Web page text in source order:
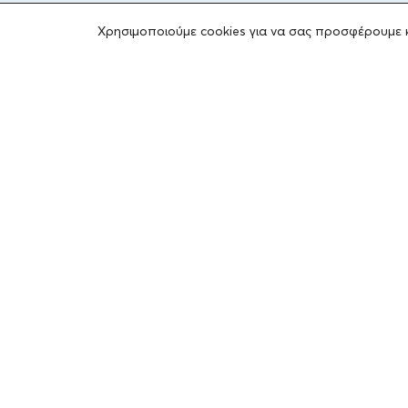
ΤΟ ΙΔΡΥΜΑ
Χρησιμοποιούμε cookies για να σας προσφέρουμε